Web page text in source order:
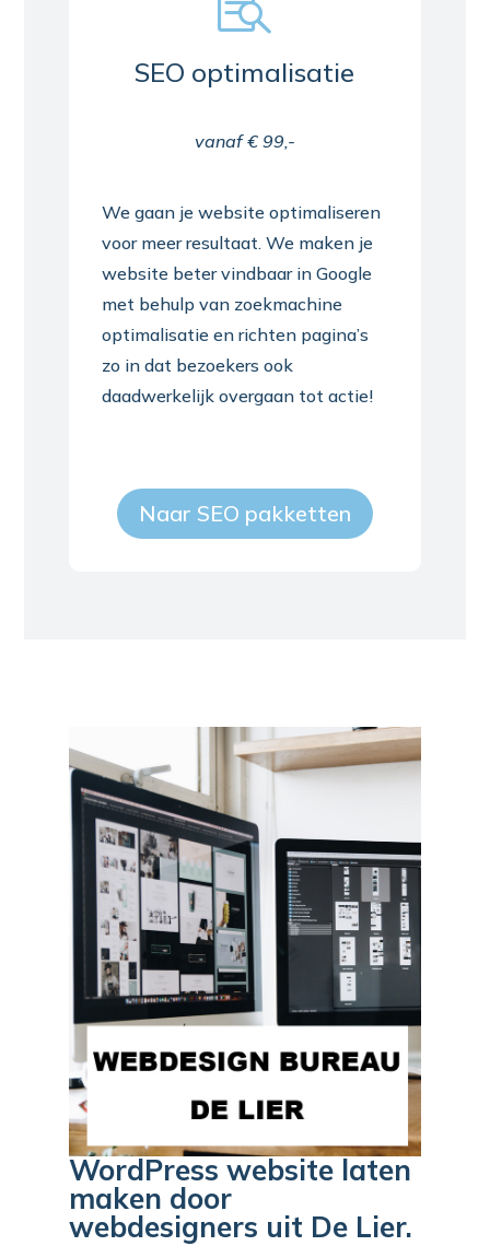
SEO optimalisatie
vanaf € 99,-
We gaan je website optimaliseren
voor meer resultaat. We maken je
website beter vindbaar in Google
met behulp van zoekmachine
optimalisatie en richten pagina’s
zo in dat bezoekers ook
daadwerkelijk overgaan tot actie!
Naar SEO pakketten
WordPress website laten
maken door
webdesigners uit De Lier.